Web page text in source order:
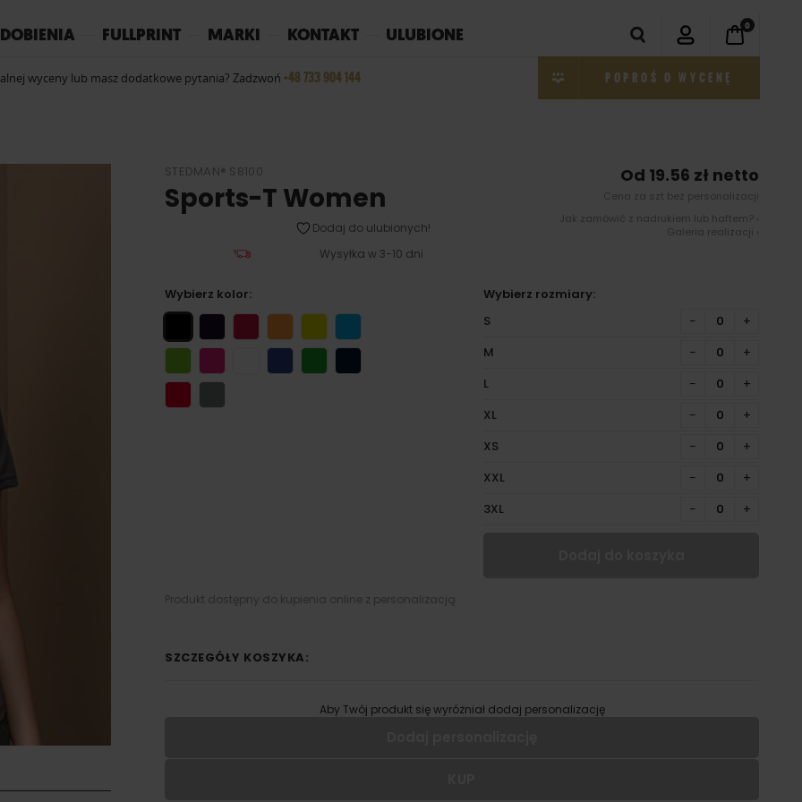
FULLPRINT MARKI KONTAKT ULUBIONE
wyceny lub masz dodatkowe pytania? Zadzwoń +48 733 904 144
0
POPROŚ O WYCENĘ
STEDMAN® S8100
Sports-T Women
Dodaj do ulubionych!
Wysyłka w 3-10 dni
Od 19.56 zł netto
Cena za szt bez personalizacji
Jak zamówić z nadrukiem lub haftem? ›
Galeria realizacji ›
Wybierz kolor:
Wybierz rozmiary:
S
− +
M − +
L − +
XL − +
XS − +
XXL − +
3XL − +
Produkt dostępny do kupienia online z personalizacją
SZCZEGÓŁY KOSZYKA:
Aby Twój produkt się wyróżniał dodaj personalizację